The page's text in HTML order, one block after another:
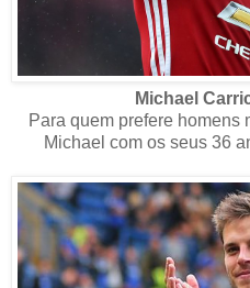
Michael
Para quem prefere homens
Michael com os seus 36